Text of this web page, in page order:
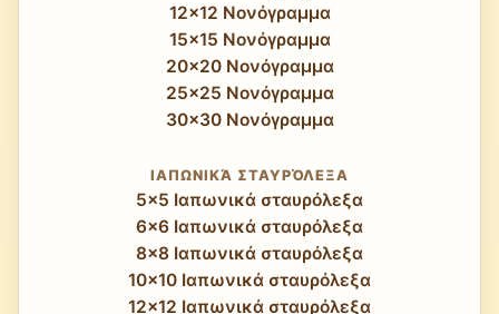
12x12 Νονόγραμμα
15x15 Νονόγραμμα
20x20 Νονόγραμμα
25x25 Νονόγραμμα
30x30 Νονόγραμμα
ΙΑΠΩΝΙΚΆ ΣΤΑΥΡΌΛΕΞΑ
5x5 Ιαπωνικά σταυρόλεξα
6x6 Ιαπωνικά σταυρόλεξα
8x8 Ιαπωνικά σταυρόλεξα
10x10 Ιαπωνικά σταυρόλεξα
12x12 Ιαπωνικά σταυρόλεξα